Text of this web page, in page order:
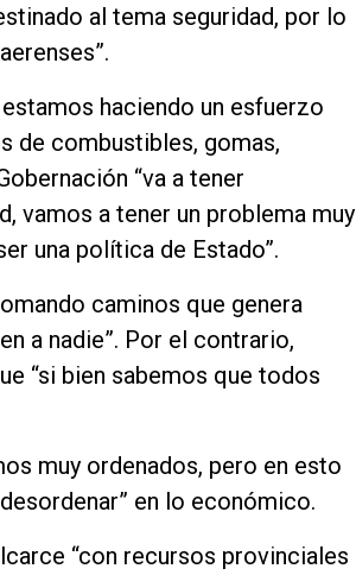
al tema seguridad, por lo
haciendo un esfuerzo
de combustibles, gomas,
“va a tener
vamos a tener un problema muy
una política de Estado”.
caminos que genera
a nadie”. Por el contrario,
“si bien sabemos que todos
muy ordenados, pero en esto
en lo económico.
“con recursos provinciales